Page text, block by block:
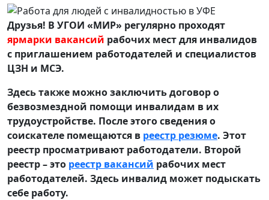
Друзья! В УГОИ «МИР» регулярно проходят
ярмарки вакансий рабочих мест для инвалидов
с приглашением работодателей и специалистов
ЦЗН и МСЭ.
Здесь также можно заключить договор о
безвозмездной помощи инвалидам в их
трудоустройстве. После этого сведения о
соискателе помещаются в реестр резюме. Этот
реестр просматривают работодатели. Второй
реестр – это реестр вакансий рабочих мест
работодателей. Здесь инвалид может подыскать
себе работу.